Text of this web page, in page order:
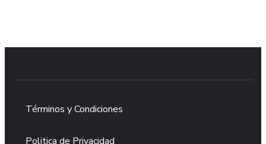
Términos y Condiciones
Politica de Privacidad